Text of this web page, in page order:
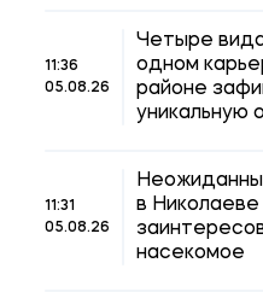
11:36
05.08.26
Четыре
одном
районе
уникальную
11:31
05.08.26
в
насекомое